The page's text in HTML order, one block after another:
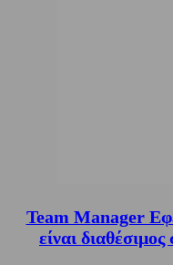
Team Manager
είναι